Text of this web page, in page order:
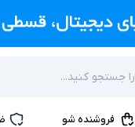
فروشنده شو